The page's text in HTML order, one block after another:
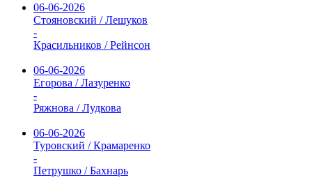
06-06-2026
Стояновский / Лешуков
-
Красильников / Рейнсон
06-06-2026
Егорова / Лазуренко
-
Ряжнова / Лудкова
06-06-2026
Туровский / Крамаренко
-
Петрушко / Бахнарь